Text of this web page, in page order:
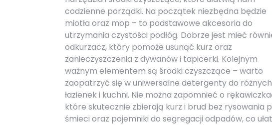
codzienne porządki. Na początek niezbędna będzie
miotła oraz mop – to podstawowe akcesoria do
utrzymania czystości podłóg. Dobrze jest mieć
odkurzacz, który pomoże usunąć kurz oraz
zanieczyszczenia z dywanów i tapicerki. Kolejnym
ważnym elementem są środki czyszczące – warto
zaopatrzyć się w uniwersalne detergenty do
łazienek i kuchni. Nie można zapomnieć o
które skutecznie zbierają kurz i brud bez
śmieci oraz pojemniki do segregacji odpadów, co